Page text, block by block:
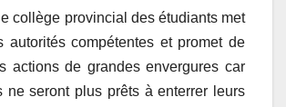
collège provincial des étudiants met
autorités compétentes et promet de
actions de grandes envergures car
ne seront plus prêts à enterrer leurs